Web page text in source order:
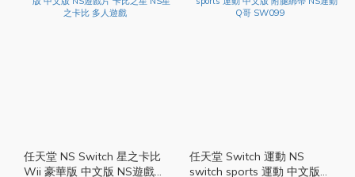
任天堂 NS Switch 星之卡比
Wii 豪華版 中文版 NS遊戲片
任天堂 Switch 運動 NS
switch sports 運動 中文版